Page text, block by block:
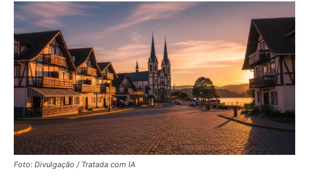
Foto: Divulgação / Tratada com IA